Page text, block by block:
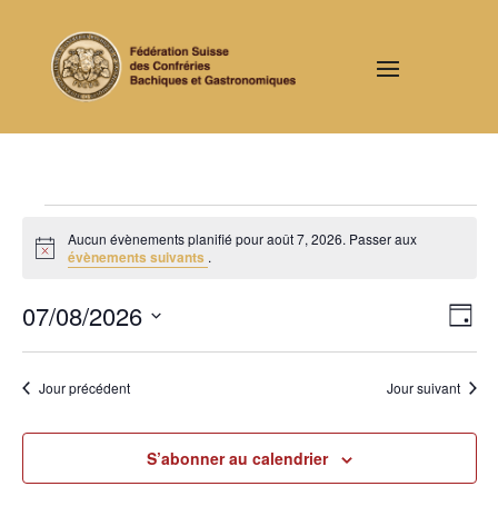
Évènements
for
7,
2026
Notice
Aucun évènements planifié pour août 7, 2026. Passer aux
évènements suivants .
par
de
Jour
07/08/2026
date.Jour précédent Jour suivant
S’abonner au calendrier